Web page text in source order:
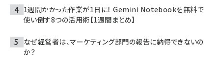
1週間かかった作業が1日に！ Gemini Notebookを無料で
使い倒す8つの活用術【1週間まとめ】
なぜ経営者は、マーケティング部門の報告に納得できないの
か？